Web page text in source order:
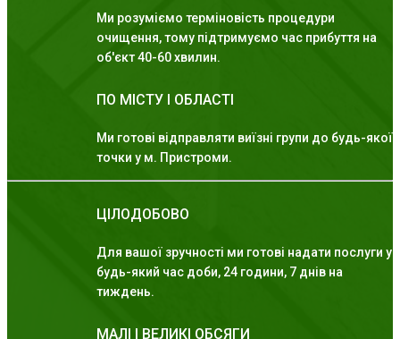
Ми розуміємо терміновість процедури
очищення, тому підтримуємо час прибуття на
об'єкт 40-60 хвилин.
ПО МІСТУ І ОБЛАСТІ
Ми готові відправляти виїзні групи до будь-якої
точки у м. Пристроми.
ЦІЛОДОБОВО
Для вашої зручності ми готові надати послуги у
будь-який час доби, 24 години, 7 днів на
тиждень.
МАЛІ І ВЕЛИКІ ОБСЯГИ